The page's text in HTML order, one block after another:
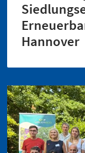
Hannover